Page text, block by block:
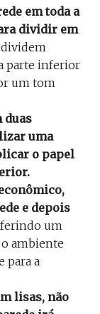
em toda a
dividir em
parte inferior
um tom
duas
uma
o papel
e depois
um
ambiente
para a
lisas, não